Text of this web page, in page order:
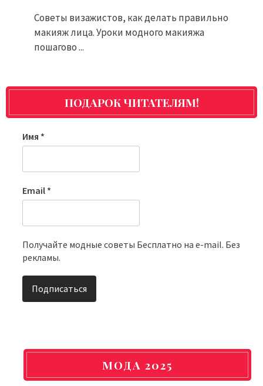
Советы визажистов, как делать правильно
макияж лица. Уроки модного макияжа
пошагово ...
ПОДАРОК ЧИТАТЕЛЯМ!
Имя *
Email *
Получайте модные советы Бесплатно на e-mail. Без
рекламы.
МОДА 2025